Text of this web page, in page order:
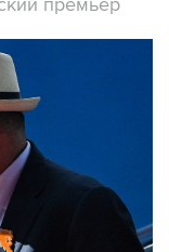
премьер